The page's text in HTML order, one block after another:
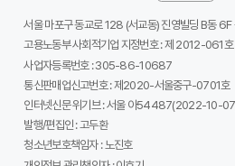
서울 마포구 동교로 128 (서교동) 진영빌딩 B동 6F
고용노동부 사회적기업 지정번호 : 제 2012-061호
사업자등록번호 :305-86-10687
통신판매업신고번호 :제2020-서울중구-0701호
인터넷신문 위기브 :서울 아54487(2022-10-
발행/편집인 :고두환
청소년보호책임자 :노진호